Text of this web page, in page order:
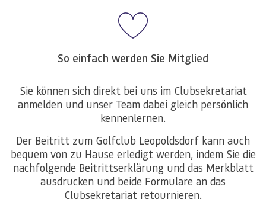
So einfach werden Sie Mitglied
Sie können sich direkt bei uns im Clubsekretariat
anmelden und unser Team dabei gleich persönlich
kennenlernen.
Der Beitritt zum Golfclub Leopoldsdorf kann auch
bequem von zu Hause erledigt werden, indem Sie die
nachfolgende Beitrittserklärung und das Merkblatt
ausdrucken und beide Formulare an das
Clubsekretariat retournieren.